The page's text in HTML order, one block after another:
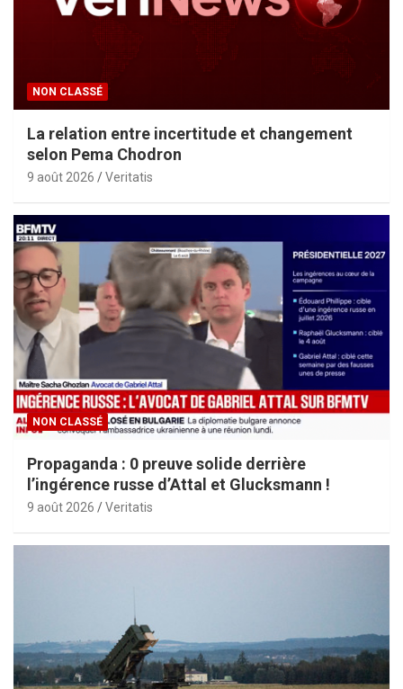
NON CLASSÉ
La relation entre incertitude et changement
selon Pema Chodron
9 août 2026 Veritatis
NON CLASSÉ
Propaganda : 0 preuve solide derrière
l’ingérence russe d’Attal et Glucksmann !
9 août 2026 Veritatis